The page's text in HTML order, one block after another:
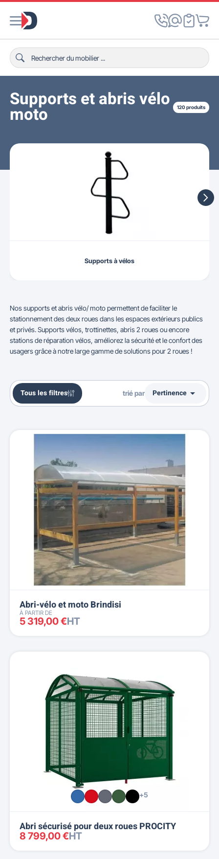
Supports et abris vélo
moto 120 produits
Supports à vélos
Nos supports et abris vélo/ moto permettent de faciliter le
stationnement des deux roues dans les espaces extérieurs publics
et privés. Supports vélos, trottinettes, abris 2 roues ou encore
stations de réparation vélos, améliorez la sécurité et le confort des
usagers grâce à notre large gamme de solutions pour 2 roues !
Tous les filtres trié par Pertinence 
Nom, A à Z
Prix, croissant
Prix, décroissant
Reference, A to Z
Reference, Z to A
Abri-vélo et moto Brindisi
À PARTIR DE
5 319,00 €HT
+5
Abri sécurisé pour deux roues PROCITY
8 799,00 €HT